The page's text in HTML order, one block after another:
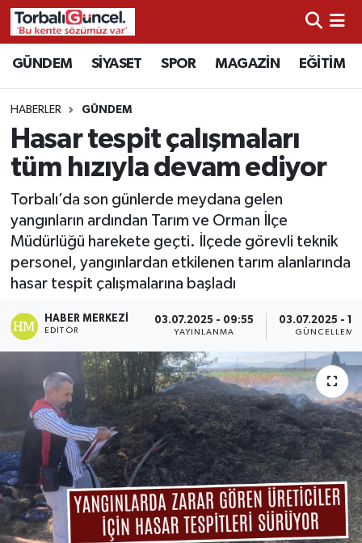
GÜNDEM SİYASET SPOR MAGAZİN EĞİTİM
HABERLER GÜNDEM
Hasar tespit çalışmaları
tüm hızıyla devam ediyor
Torbalı’da son günlerde meydana gelen
yangınların ardından Tarım ve Orman İlçe
Müdürlüğü harekete geçti. İlçede görevli teknik
personel, yangınlardan etkilenen tarım alanlarında
hasar tespit çalışmalarına başladı
HABER MERKEZI
EDITÖR
03.07.2025 - 09:55
YAYINLANMA
03.07.2025 -
GÜNCELLEME
İzmir Nöbetçi Eczaneler
İzmir Hava Durumu
İzmir Namaz Vakitleri
İzmir Trafik Yoğunluk Haritası
Süper Lig Puan Durumu ve Fikstür
Tüm Manşetler
Haber Arşivi